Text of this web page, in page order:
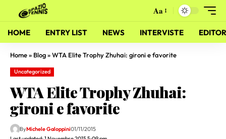
Aa
HOME ENTRY LIST NEWS INTERVISTE
Home» Blog»WTA Elite Trophy Zhuhai: gironi e favorite
Uncategorized
WTA Elite Trophy Zhuhai:
gironi e favorite
ByMichele Galoppini01/11/2015